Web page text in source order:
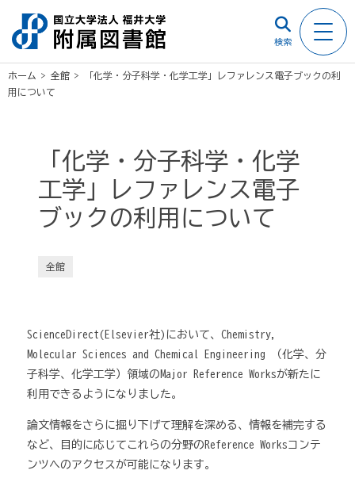
検索
ホーム > 全館 >
「化学・分子科学・化学工学」レファレンス電子ブックの利
用について
「化学・分子科学・化学
工学」レファレンス電子
ブックの利用について
全館
ScienceDirect(Elsevier社)において、Chemistry,
Molecular Sciences and Chemical Engineering （化学、分
子科学、化学工学）領域のMajor Reference Worksが新たに
利用できるようになりました。
論文情報をさらに掘り下げて理解を深める、情報を補完する
など、目的に応じてこれらの分野のReference Worksコンテ
ンツへのアクセスが可能になります。